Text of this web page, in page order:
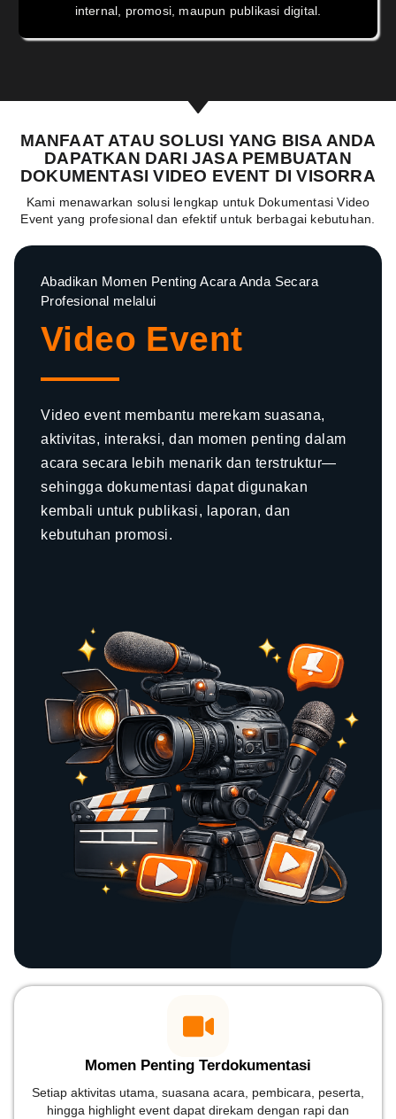
internal, promosi, maupun publikasi digital.
MANFAAT ATAU SOLUSI YANG BISA ANDA
DAPATKAN DARI JASA PEMBUATAN
DOKUMENTASI VIDEO EVENT DI VISORRA
Kami menawarkan solusi lengkap untuk Dokumentasi Video
Event yang profesional dan efektif untuk berbagai kebutuhan.
Abadikan Momen Penting Acara Anda Secara
Profesional melalui
Video Event
Video event membantu merekam suasana,
aktivitas, interaksi, dan momen penting dalam
acara secara lebih menarik dan terstruktur—
sehingga dokumentasi dapat digunakan
kembali untuk publikasi, laporan, dan
kebutuhan promosi.
Momen Penting Terdokumentasi
Setiap aktivitas utama, suasana acara, pembicara, peserta,
hingga highlight event dapat direkam dengan rapi dan